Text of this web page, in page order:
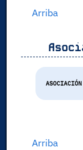
Arriba
ASOCIACIÓN
Arriba